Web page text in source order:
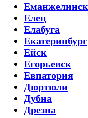
Еманжелинск
Елец
Елабуга
Екатеринбург
Ейск
Егорьевск
Евпатория
Дюртюли
Дубна
Дрезна